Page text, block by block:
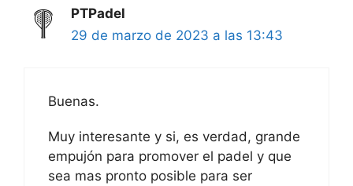
PTPadel
29 de marzo de 2023 a las 13:43
Buenas.
Muy interesante y si, es verdad, grande
empujón para promover el padel y que
sea mas pronto posible para ser